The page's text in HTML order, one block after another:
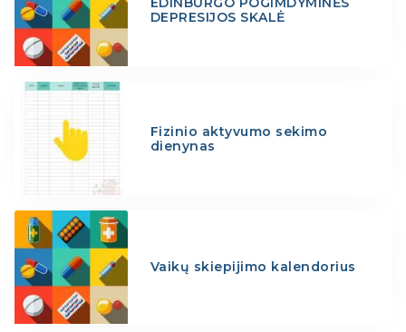
DEPRESIJOS SKALĖ
Fizinio aktyvumo sekimo
dienynas
Vaikų skiepijimo kalendorius